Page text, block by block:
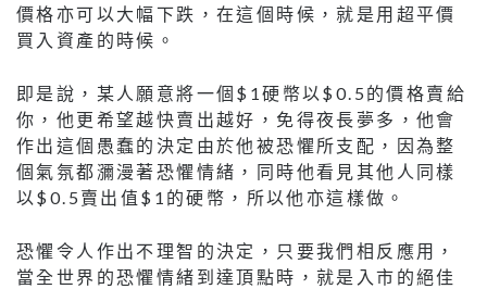
價格亦可以大幅下跌，在這個時候，就是用超平價
買入資產的時候。
即是說，某人願意將一個$1硬幣以$0.5的價格賣給
你，他更希望越快賣出越好，免得夜長夢多，他會
作出這個愚蠢的決定由於他被恐懼所支配，因為整
個氣氛都瀰漫著恐懼情緒，同時他看見其他人同樣
以$0.5賣出值$1的硬幣，所以他亦這樣做。
恐懼令人作出不理智的決定，只要我們相反應用，
當全世界的恐懼情緒到達頂點時，就是入市的絕佳